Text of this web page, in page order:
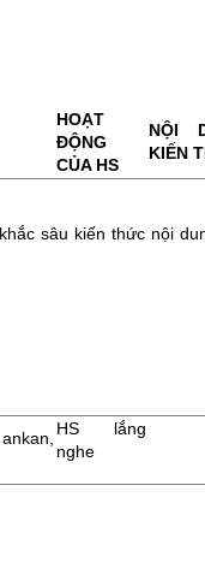
HOẠT
ĐỘNG
CỦA HS
NỘI
KIẾN
sâu kiến thức nội
HS lắng
nghe